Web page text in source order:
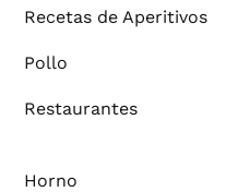
Recetas de Aperitivos
Pollo
Restaurantes
Horno